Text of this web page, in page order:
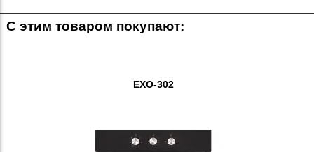
С этим товаром покупают:
EXO-302